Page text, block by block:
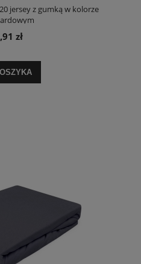
jersey z gumką w kolorze
zł